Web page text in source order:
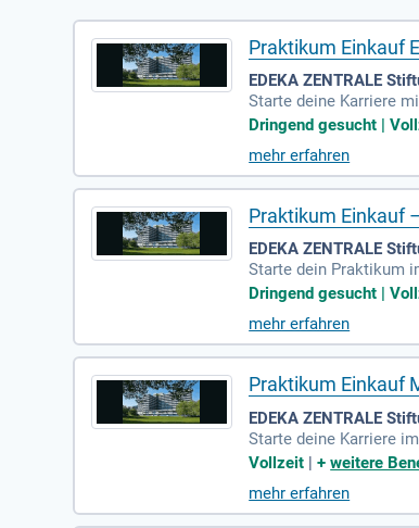
Praktikum Einkauf
EDEKA ZENTRALE
Starte deine Karriere
26 hast du die
Deutschlands und
wertest wichtige
Produktqualitäten in
Dringend gesucht |
mehr erfahren
Praktikum Einkauf
EDEKA ZENTRALE
Starte dein Praktikum
lle Erfahrungen in der
ance, an spannenden
ich jetzt und werde
Dringend gesucht |
mehr erfahren
Praktikum Einkauf
EDEKA ZENTRALE
Starte deine Karriere
kum im Bereich Food
gen. Du erhältst
nes der führenden
Vollzeit |+weitere
mehr erfahren